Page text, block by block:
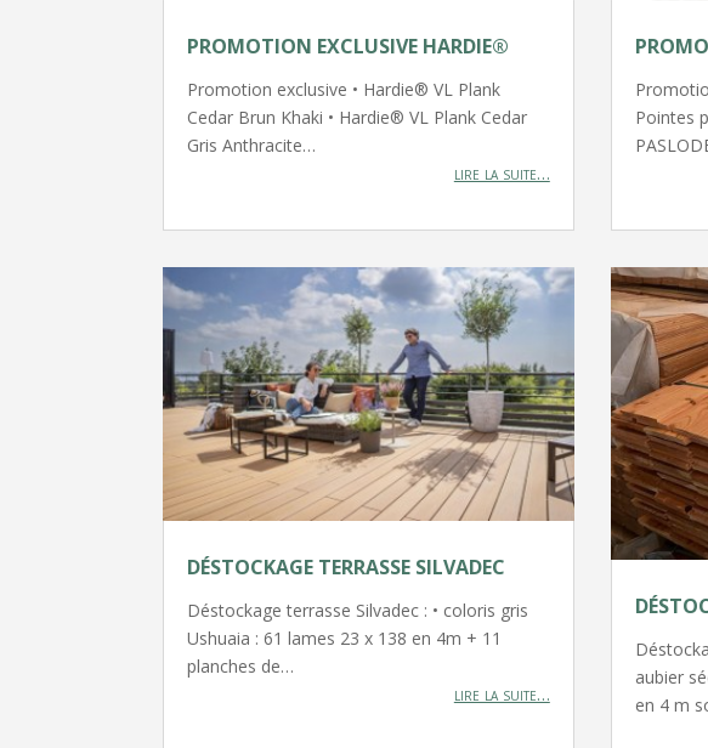
PROMOTION EXCLUSIVE HARDIE®
Promotion exclusive • Hardie® VL Plank
Cedar Brun Khaki • Hardie® VL Plank Cedar
Gris Anthracite…
lire la suite…
Pointes
DÉSTOCKAGE TERRASSE SILVADEC
Déstockage terrasse Silvadec : • coloris gris
Ushuaia : 61 lames 23 x 138 en 4m + 11
planches de…
lire la suite…
aubier
en 4 m